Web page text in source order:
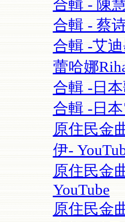
合輯 - 陳
合輯 - 蔡
合輯 -艾迪
蕾哈娜
合輯 -日
合輯 -日本
原住民金
伊-
原住民金
YouTube
原住民金